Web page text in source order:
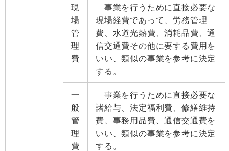
現
場
管
理
費
事業を行うために直接必要な
現場経費であって、労務管理
費、水道光熱費、消耗品費、通
信交通費その他に要する費用を
いい、類似の事業を参考に決定
する。
一
般
管
理
費
事業を行うために直接必要な
諸給与、法定福利費、修繕維持
費、事務用品費、通信交通費を
いい、類似の事業を参考に決定
する。